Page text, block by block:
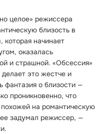
целое» режиссера
близость в
начинает
оказалась
и страшной. «Обсессия»
это жестче и
фантазия о близости —
проникновенно, что
на романтическую
задумал режиссер, —